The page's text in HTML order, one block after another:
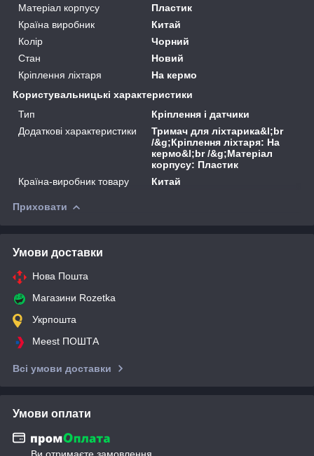
Матеріал корпусу
Пластик
Країна виробник
Китай
Колір
Чорний
Стан
Новий
Кріплення ліхтаря
На кермо
Користувальницькі характеристики
Тип
Кріплення і датчики
Додаткові характеристики
Тримач для ліхтарика&l;br
/&g;Кріплення ліхтаря: На
кермо&l;br /&g;Матеріал
корпусу: Пластик
Країна-виробник товару
Китай
Приховати
Умови доставки
Нова Пошта
Магазини Rozetka
Укрпошта
Meest ПОШТА
Всі умови доставки
Умови оплати